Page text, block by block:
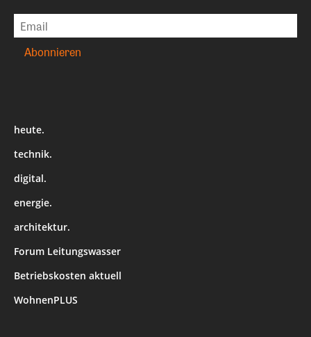
heute.
technik.
digital.
energie.
architektur.
Forum Leitungswasser
Betriebskosten aktuell
WohnenPLUS